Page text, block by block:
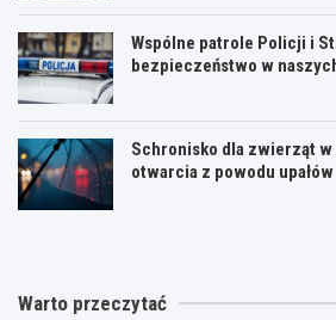
Wspólne patrole Policji i
bezpieczeństwo w
Schronisko dla zwierząt
otwarcia z powodu upałów
Warto przeczytać